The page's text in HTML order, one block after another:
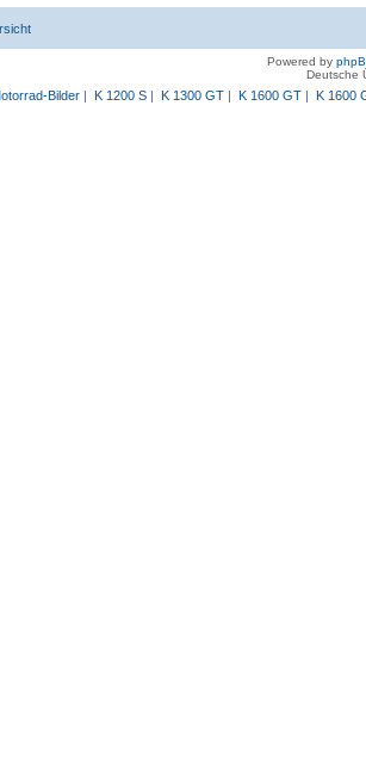
Powered by
Deutsche
Bilder| K 1200 S| K 1300 GT| K 1600 GT| K 1600